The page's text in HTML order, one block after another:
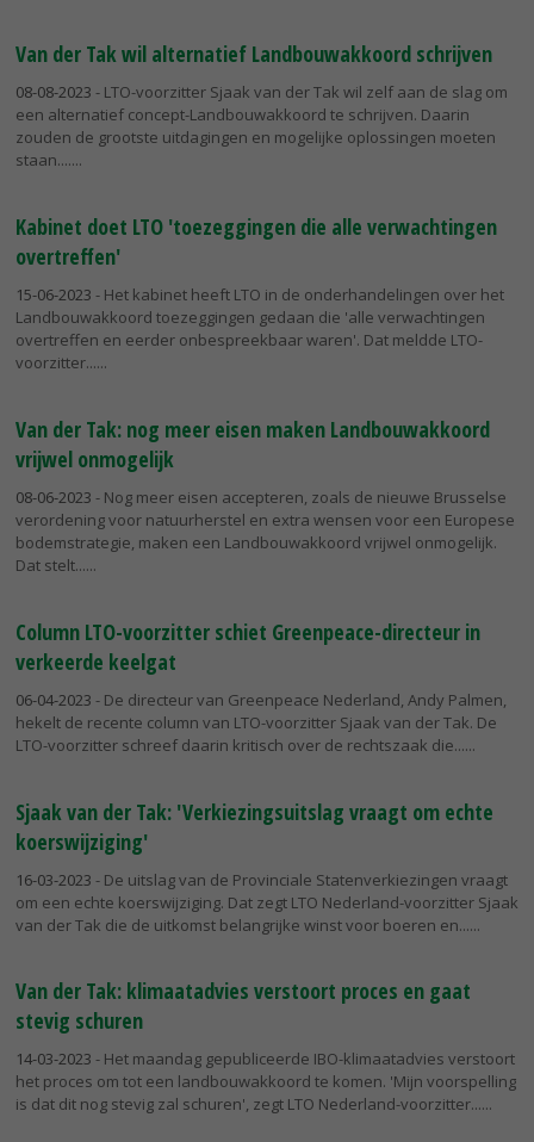
Van der Tak wil alternatief Landbouwakkoord schrijven
08-08-2023 - LTO-voorzitter Sjaak van der Tak wil zelf aan de slag om
een alternatief concept-Landbouwakkoord te schrijven. Daarin
zouden de grootste uitdagingen en mogelijke oplossingen moeten
staan....
Kabinet doet LTO 'toezeggingen die alle verwachtingen
overtreffen'
15-06-2023 - Het kabinet heeft LTO in de onderhandelingen over het
Landbouwakkoord toezeggingen gedaan die 'alle verwachtingen
overtreffen en eerder onbespreekbaar waren'. Dat meldde LTO-
voorzitter...
Van der Tak: nog meer eisen maken Landbouwakkoord
vrijwel onmogelijk
08-06-2023 - Nog meer eisen accepteren, zoals de nieuwe Brusselse
verordening voor natuurherstel en extra wensen voor een Europese
bodemstrategie, maken een Landbouwakkoord vrijwel onmogelijk.
Dat stelt...
Column LTO-voorzitter schiet Greenpeace-directeur in
verkeerde keelgat
06-04-2023 - De directeur van Greenpeace Nederland, Andy Palmen,
hekelt de recente column van LTO-voorzitter Sjaak van der Tak. De
LTO-voorzitter schreef daarin kritisch over de rechtszaak die...
Sjaak van der Tak: 'Verkiezingsuitslag vraagt om echte
koerswijziging'
16-03-2023 - De uitslag van de Provinciale Statenverkiezingen vraagt
om een echte koerswijziging. Dat zegt LTO Nederland-voorzitter Sjaak
van der Tak die de uitkomst belangrijke winst voor boeren en...
Van der Tak: klimaatadvies verstoort proces en gaat
stevig schuren
14-03-2023 - Het maandag gepubliceerde IBO-klimaatadvies verstoort
het proces om tot een landbouwakkoord te komen. 'Mijn voorspelling
is dat dit nog stevig zal schuren', zegt LTO Nederland-voorzitter...